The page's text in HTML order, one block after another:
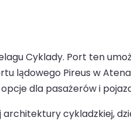
Cyklady. Port ten
lądowego Pireus w
dla pasażerów i
cykladzkiej,